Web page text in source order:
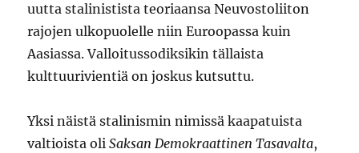
uutta stalinistista teoriaansa Neuvostoliiton
rajojen ulkopuolelle niin Euroopassa kuin
Aasiassa. Valloitussodiksikin tällaista
kulttuurivientiä on joskus kutsuttu.
Yksi näistä stalinismin nimissä kaapatuista
valtioista oliSaksan Demokraattinen Tasavalta,